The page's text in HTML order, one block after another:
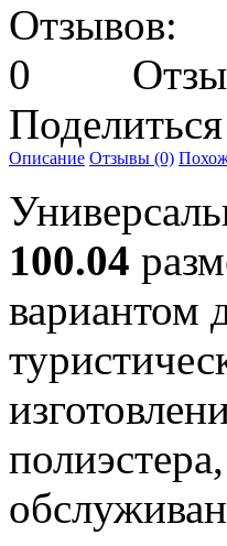
Поделиться
Описание Отзывы (0)
100.04
вариантом